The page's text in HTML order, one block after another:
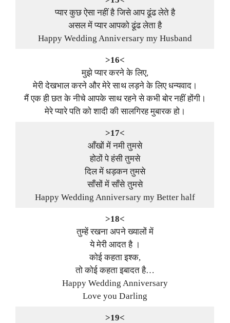
प्यार कुछ ऐसा नहीं है जिसे आप ढूंढ लेते है
असल में प्यार आपको ढूंढ लेता है
Happy Wedding Anniversary my Husband
>16<
मुझे प्यार करने के लिए,
मेरी देखभाल करने और मेरे साथ लड़ने के लिए धन्यवाद।
मैं एक ही छत के नीचे आपके साथ रहने से कभी बोर नहीं होंगी।
मेरे प्यारे पति को शादी की सालगिरह मुबारक हो।
>17<
आँखों में नमी तुमसे
होठों पे हंसी तुमसे
दिल में धड़कन तुमसे
साँसों में साँसे तुमसे
Happy Wedding Anniversary my Better half
>18<
तुम्हें रखना अपने ख्यालों में
ये मेरी आदत है ।
कोई कहता इश्क,
तो कोई कहता इबादत है…
Happy Wedding Anniversary
Love you Darling
>19<